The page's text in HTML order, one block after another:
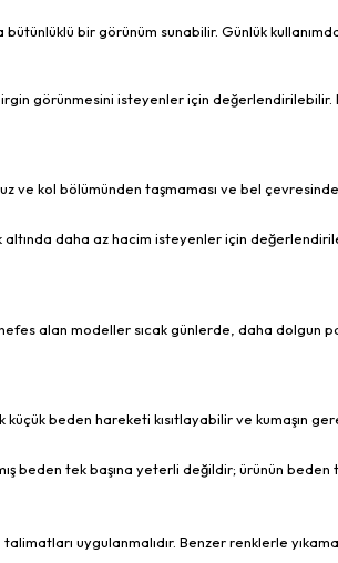
bir görünüm sunabilir. Günlük
görünmesini isteyenler için değerlendirilebilir.
ve kol bölümünden taşmaması ve bel
daha az hacim isteyenler için
alan modeller sıcak günlerde, daha dolgun
küçük beden hareketi kısıtlayabilir ve
beden tek başına yeterli değildir; ürünün beden
uygulanmalıdır. Benzer renklerle yıkama